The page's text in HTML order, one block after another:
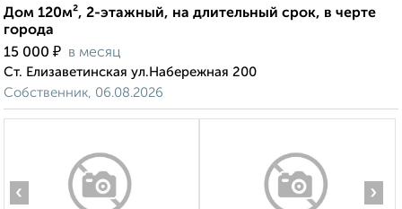
Дом 120м², 2-этажный, на длительный срок, в черте
города
15 000 ₽ в месяц
Ст. Елизаветинская ул.Набережная 200
Собственник, 06.08.2026
‹ ›